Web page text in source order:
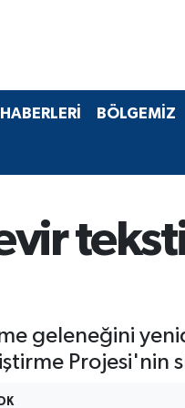
BÖLGEMİZ
geleneğini
Projesi'nin
DK